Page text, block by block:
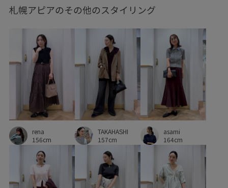
みんながチェックしているアイテム_pickup
エレガント オケージョン オフィス
オフィスカジュアル カジュアル カットソー
カットソー素材 クッション シャツ
シワになりにくい シンプル シンプルなトップス
ジャケット スタイルアップ スッキリ ストッキング
スラックス セットアップ セットアップ対象商品
ソフトタッチ タック ダウン
チャンキーヒール ツイード素材 テーパード
札幌アピアのその他のスタイリング
rena
156cm
TAKAHASHI
157cm
asami
164cm